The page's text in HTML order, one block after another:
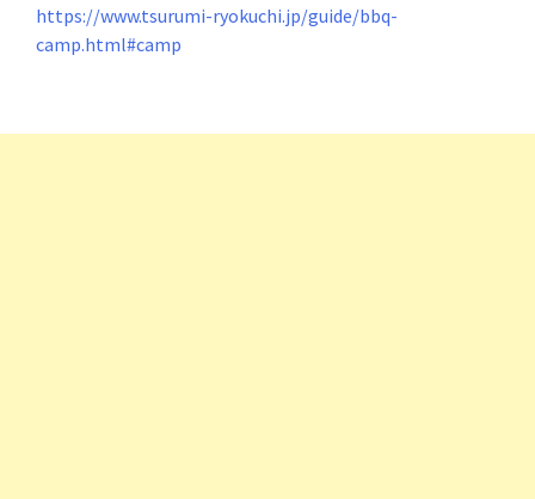
https://www.tsurumi-ryokuchi.jp/guide/bbq-
camp.html#camp